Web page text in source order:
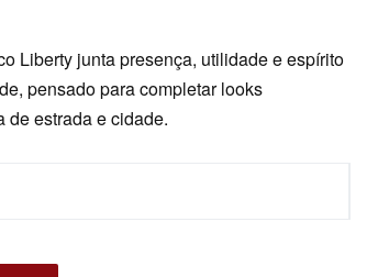
Liberty junta presença, utilidade e espírito
pensado para completar looks
de estrada e cidade.